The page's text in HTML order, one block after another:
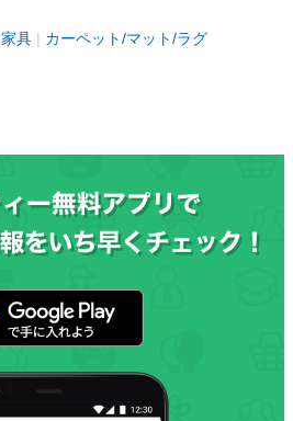
家具 カーペット/マット/ラグ